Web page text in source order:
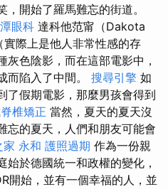
開始了羅馬難忘的街道。
眼科 達科他范甯（Dakota
際上是他人非常性感的存
色陰影，而在這部電影中，
而陷入了中間。 搜尋引擎 如
了假期電影，那麼男孩會得到
椎矯正 當然，夏天的夏天沒
忘的夏天，人們和朋友可能會
家 永和 護照過期 作為一份親
於德國統一和政權的變化，
開始，並有一個幸福的人，並